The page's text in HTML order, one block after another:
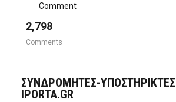
Comment
2,798
Comments
ΣΥΝΔΡΟΜΗΤΈΣ-
IPORTA.GR